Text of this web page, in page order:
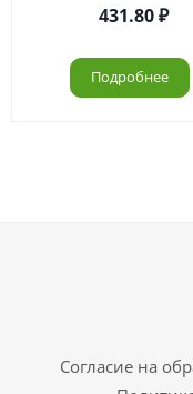
431.80
Подробнее
Согласие на